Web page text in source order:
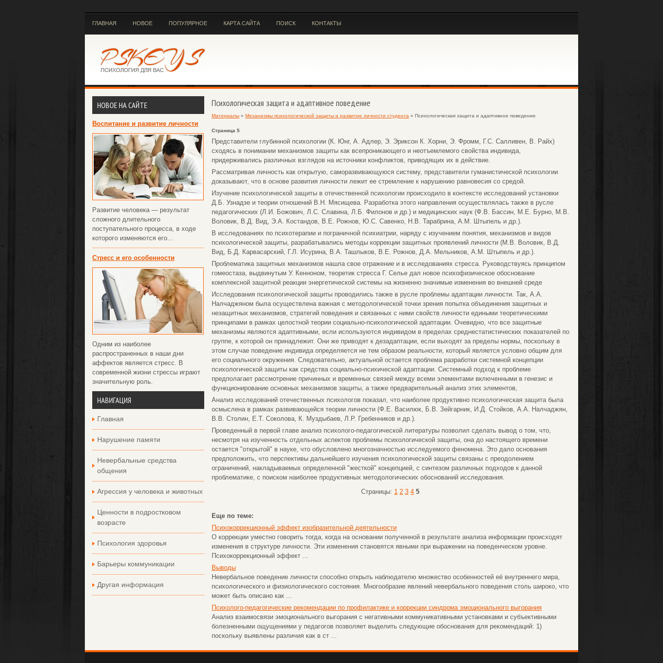
ГЛАВНАЯ НОВОЕ ПОПУЛЯРНОЕ КАРТА САЙТА ПОИСК КОНТАКТЫ
НОВОЕ НА САЙТЕ
Воспитание и развитие личности
Развитие человека — результат
сложного длительного
поступательного процесса, в ходе
которого изменяются его...
Стресс и его особенности
Одним из наиболее
распространенных в наши дни
аффектов является стресс. В
современной жизни стрессы играют
значительную роль.
НАВИГАЦИЯ
Главная
Нарушение памяти
Невербальные средства
общения
Агрессия у человека и животных
Ценности в подростковом
возрасте
Психология здоровья
Барьеры коммуникации
Другая информация
Психологическая защита и адаптивное поведение
Материалы » Механизмы психологической защиты и развитие личности студента » Психологическая защита и адаптивное поведение
Страница 5
Представители глубинной психологии (К. Юнг, А. Адлер, Э. Эриксон К. Хорни, Э. Фромм, Г.С. Салливен, В. Райх)
сходясь в понимании механизмов защиты как всепроникающего и неотъемлемого свойства индивида,
придерживались различных взглядов на источники конфликтов, приводящих их в действие.
Рассматривая личность как открытую, саморазвивающуюся систему, представители гуманистической психологии
доказывают, что в основе развития личности лежит ее стремление к нарушению равновесия со средой.
Изучение психологической защиты в отечественной психологии происходило в контексте исследований установки
Д.Б. Узнадзе и теории отношений В.Н. Мясищева. Разработка этого направления осуществлялась также в русле
педагогических (Л.И. Божович, Л.С. Славина, Л.Б. Филонов и др.) и медицинских наук (Ф.В. Бассин, М.Е. Бурно, М.В.
Воловик, В.Д. Вид, Э.А. Костандов, В.Е. Рожнов, Ю.С. Савенко, Н.В. Тарабрина, А.М. Штыпель и др.).
В исследованиях по психотерапии и пограничной психиатрии, наряду с изучением понятия, механизмов и видов
психологической защиты, разрабатывались методы коррекции защитных проявлений личности (М.В. Воловик, В.Д.
Вид, Б.Д. Карвасарский, Г.Л. Исурина, В.А. Ташлыков, В.Е. Рожнов, Д.А. Мельников, А.М. Штыпель и др.).
Проблематика защитных механизмов нашла свое отражение и в исследованиях стресса. Руководствуясь принципом
гомеостаза, выдвинутым У. Кенноном, теоретик стресса Г. Селье дал новое психофизическое обоснование
комплексной защитной реакции энергетической системы на жизненно значимые изменения во внешней среде
Исследования психологической защиты проводились также в русле проблемы адаптации личности. Так, А.А.
Налчаджяном была осуществлена важная с методологической точки зрения попытка объединения защитных и
незащитных механизмов, стратегий поведения и связанных с ними свойств личности едиными теоретическими
принципами в рамках целостной теории социально-психологической адаптации. Очевидно, что все защитные
механизмы являются адаптивными, если используются индивидом в пределах среднестатистических показателей по
группе, к которой он принадлежит. Они же приводят к дезадаптации, если выходят за пределы нормы, поскольку в
этом случае поведение индивида определяется не тем образом реальности, который является условно общим для
его социального окружения. Следовательно, актуальной остается проблема разработки системной концепции
психологической защиты как средства социально-психической адаптации. Системный подход к проблеме
предполагает рассмотрение причинных и временных связей между всеми элементами включенными в генезис и
функционирование основных механизмов защиты, а также предварительный анализ этих элементов,
Анализ исследований отечественных психологов показал, что наиболее продуктивно психологическая защита была
осмыслена в рамках развивающейся теории личности (Ф.Е. Василюк, Б.В. Зейгарник, И.Д. Стойков, А.А. Налчаджян,
В.В. Столин, Е.Т. Соколова, К. Муздыбаев, Л.Р. Гребенников и др.).
Проведенный в первой главе анализ психолого-педагогической литературы позволил сделать вывод о том, что,
несмотря на изученность отдельных аспектов проблемы психологической защиты, она до настоящего времени
остается "открытой" в науке, что обусловлено многозначностью исследуемого феномена. Это дало основания
предположить, что перспективы дальнейшего изучения психологической защиты связаны с преодолением
ограничений, накладываемых определенной "жесткой" концепцией, с синтезом различных подходов к данной
проблематике, с поиском наиболее продуктивных методологических обоснований исследования.
Страницы: 1 2 3 4 5
Еще по теме:
Психокоррекционный эффект изобразительной деятельности
О коррекции уместно говорить тогда, когда на основании полученной в результате анализа информации происходят
изменения в структуре личности. Эти изменения становятся явными при выражении на поведенческом уровне.
Психокоррекционный эффект ...
Выводы
Невербальное поведение личности способно открыть наблюдателю множество особенностей её внутреннего мира,
психологического и физиологического состояния. Многообразие явлений невербального поведения столь широко, что
может быть описано как ...
Психолого-педагогические рекомендации по профилактике и коррекции синдрома эмоционального выгорания
Анализ взаимосвязи эмоционального выгорания с негативными коммуникативными установками и субъективными
болезненными ощущениями у педагогов позволяет выделить следующие обоснования для рекомендаций: 1)
поскольку выявлены различия как в ст ...